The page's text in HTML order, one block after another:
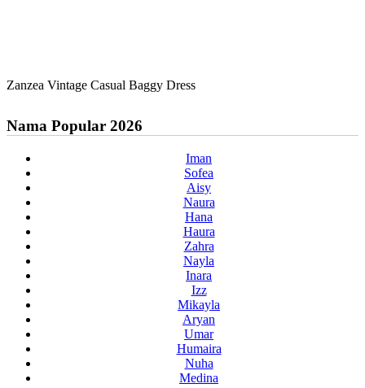
Zanzea Vintage Casual Baggy Dress
Nama Popular 2026
Iman
Sofea
Aisy
Naura
Hana
Haura
Zahra
Nayla
Inara
Izz
Mikayla
Aryan
Umar
Humaira
Nuha
Medina